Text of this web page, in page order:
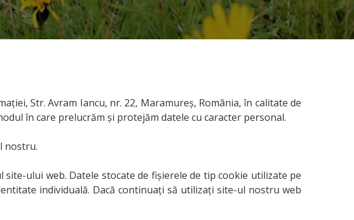
Str. Avram Iancu, nr. 22, Maramureş, România, în calitate de
în care prelucrăm și protejăm datele cu caracter personal.
nostru.
ului web. Datele stocate de fișierele de tip cookie utilizate pe
individuală. Dacă continuați să utilizați site-ul nostru web